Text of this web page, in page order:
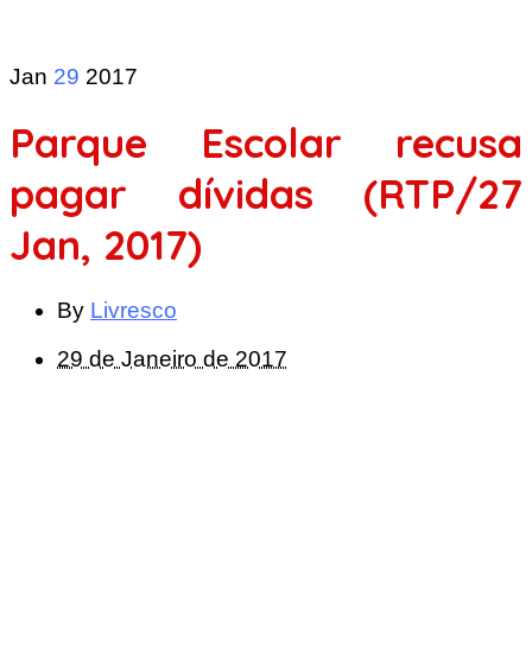
Jan 29 2017
Parque Escolar recusa
pagar dívidas (RTP/27
Jan, 2017)
By Livresco
29 de Janeiro de 2017